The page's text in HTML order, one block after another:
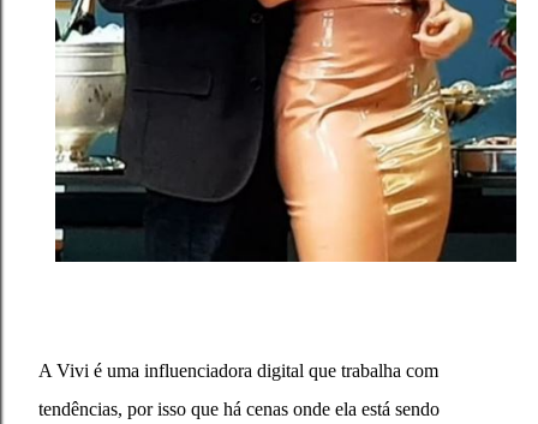
A Vivi é uma influenciadora digital que trabalha com
tendências, por isso que há cenas onde ela está sendo